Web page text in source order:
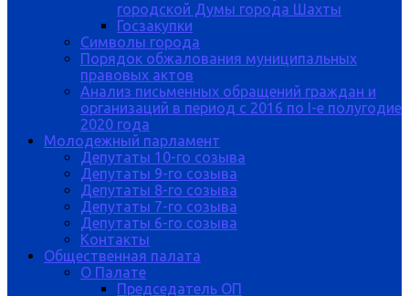
городской Думы города Шахты
Госзакупки
Символы города
Порядок обжалования муниципальных
правовых актов
Анализ письменных обращений граждан и
организаций в период с 2016 по I-е полугодие
2020 года
Молодежный парламент
Депутаты 10-го созыва
Депутаты 9-го созыва
Депутаты 8-го созыва
Депутаты 7-го созыва
Депутаты 6-го созыва
Контакты
Общественная палата
О Палате
Председатель ОП